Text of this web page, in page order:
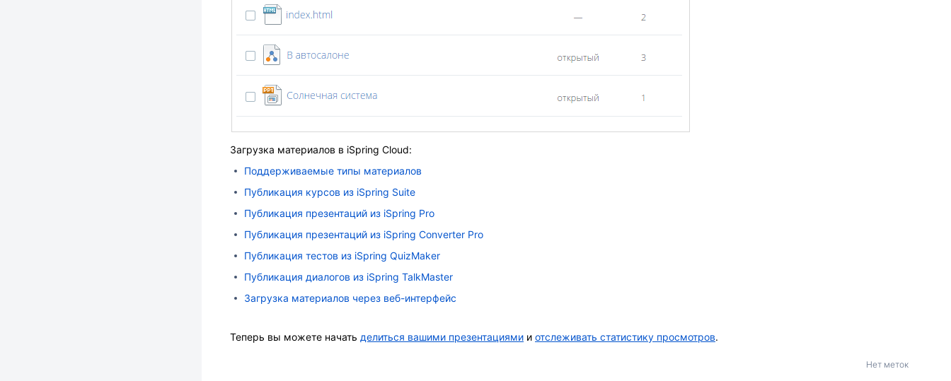
Загрузка материалов в iSpring Cloud:
Поддерживаемые типы материалов
Публикация курсов из iSpring Suite
Публикация презентаций из iSpring Pro
Публикация презентаций из iSpring Converter Pro
Публикация тестов из iSpring QuizMaker
Публикация диалогов из iSpring TalkMaster
Загрузка материалов через веб-интерфейс
Теперь вы можете начать делиться вашими презентациями и отслеживать статистику просмотров.
Нет меток